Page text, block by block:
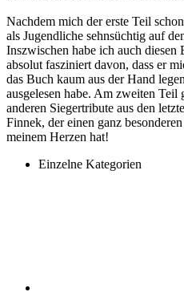
Nachdem mich der erste Teil
als Jugendliche sehnsüchtig auf
Inszwischen habe ich auch diesen
absolut fasziniert davon, dass er
das Buch kaum aus der Hand
ausgelesen habe. Am zweiten Teil
anderen Siegertribute aus den
Finnek, der einen ganz
meinem Herzen hat!
Einzelne Kategorien